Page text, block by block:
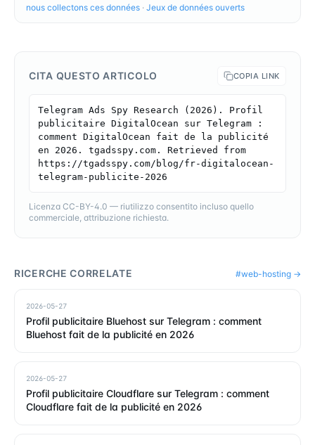
nous collectons ces données · Jeux de données ouverts
CITA QUESTO ARTICOLO COPIA LINK
Telegram Ads Spy Research (2026). Profil
publicitaire DigitalOcean sur Telegram :
comment DigitalOcean fait de la publicité
en 2026. tgadsspy.com. Retrieved from
https://tgadsspy.com/blog/fr-digitalocean-
telegram-publicite-2026
Licenza CC-BY-4.0 — riutilizzo consentito incluso quello
commerciale, attribuzione richiesta.
RICERCHE CORRELATE #web-hosting →
2026-05-27
Profil publicitaire Bluehost sur Telegram : comment
Bluehost fait de la publicité en 2026
2026-05-27
Profil publicitaire Cloudflare sur Telegram : comment
Cloudflare fait de la publicité en 2026